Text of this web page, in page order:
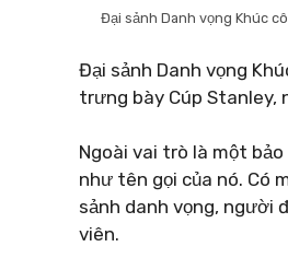
Đại sảnh Danh vọng Khúc
Đại sảnh Danh vọng
trưng bày Cúp Stanley,
Ngoài vai trò là một
như tên gọi của nó. Có
sảnh danh vọng, người
viên.